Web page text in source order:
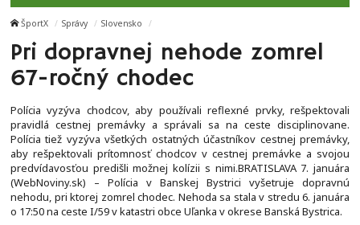
ŠportX Správy Slovensko
Pri dopravnej nehode zomrel
67-ročný chodec
Polícia vyzýva chodcov, aby používali reflexné prvky, rešpektovali
pravidlá cestnej premávky a správali sa na ceste disciplinovane.
Polícia tiež vyzýva všetkých ostatných účastníkov cestnej premávky,
aby rešpektovali prítomnosť chodcov v cestnej premávke a svojou
predvídavosťou predišli možnej kolízii s nimi.BRATISLAVA 7. januára
(WebNoviny.sk) – Polícia v Banskej Bystrici vyšetruje dopravnú
nehodu, pri ktorej zomrel chodec. Nehoda sa stala v stredu 6. januára
o 17:50 na ceste I/59 v katastri obce Uľanka v okrese Banská Bystrica.